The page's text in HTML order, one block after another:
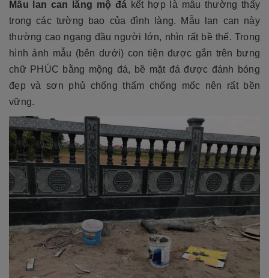
Mẫu lan can lăng mộ đá kết hợp là mẫu thường thấy
trong các tường bao của đình làng. Mẫu lan can này
thường cao ngang đầu người lớn, nhìn rất bề thế. Trong
hình ảnh mẫu (bên dưới) con tiện được gắn trên bưng
chữ PHÚC bằng mộng đá, bề mặt đá được đánh bóng
đẹp và sơn phủ chống thấm chống mốc nên rất bền
vững.